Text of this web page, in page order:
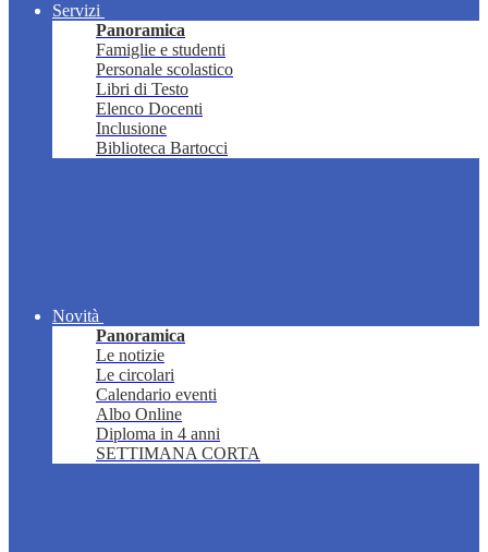
Servizi
Panoramica
Famiglie e studenti
Personale scolastico
Libri di Testo
Elenco Docenti
Inclusione
Biblioteca Bartocci
Novità
Panoramica
Le notizie
Le circolari
Calendario eventi
Albo Online
Diploma in 4 anni
SETTIMANA CORTA